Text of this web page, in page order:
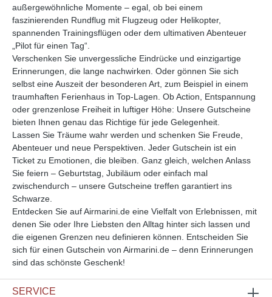
außergewöhnliche Momente – egal, ob bei einem
faszinierenden Rundflug mit Flugzeug oder Helikopter,
spannenden Trainingsflügen oder dem ultimativen Abenteuer
„Pilot für einen Tag“.
Verschenken Sie unvergessliche Eindrücke und einzigartige
Erinnerungen, die lange nachwirken. Oder gönnen Sie sich
selbst eine Auszeit der besonderen Art, zum Beispiel in einem
traumhaften Ferienhaus in Top-Lagen. Ob Action, Entspannung
oder grenzenlose Freiheit in luftiger Höhe: Unsere Gutscheine
bieten Ihnen genau das Richtige für jede Gelegenheit.
Lassen Sie Träume wahr werden und schenken Sie Freude,
Abenteuer und neue Perspektiven. Jeder Gutschein ist ein
Ticket zu Emotionen, die bleiben. Ganz gleich, welchen Anlass
Sie feiern – Geburtstag, Jubiläum oder einfach mal
zwischendurch – unsere Gutscheine treffen garantiert ins
Schwarze.
Entdecken Sie auf Airmarini.de eine Vielfalt von Erlebnissen, mit
denen Sie oder Ihre Liebsten den Alltag hinter sich lassen und
die eigenen Grenzen neu definieren können. Entscheiden Sie
sich für einen Gutschein von Airmarini.de – denn Erinnerungen
sind das schönste Geschenk!
SERVICE